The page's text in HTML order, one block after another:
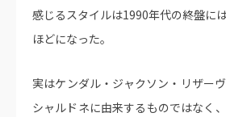
感じるスタイルは1990年代の終盤に
ほどになった。
実はケンダル・ジャクソン・リザー
シャルドネに由来するものではなく